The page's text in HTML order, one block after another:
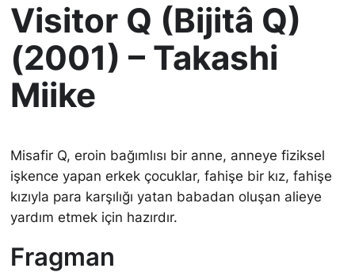
Visitor Q (Bijitâ Q)
(2001) – Takashi
Miike
Misafir Q, eroin bağımlısı bir anne, anneye fiziksel
işkence yapan erkek çocuklar, fahişe bir kız, fahişe
kızıyla para karşılığı yatan babadan oluşan alieye
yardım etmek için hazırdır.
Fragman